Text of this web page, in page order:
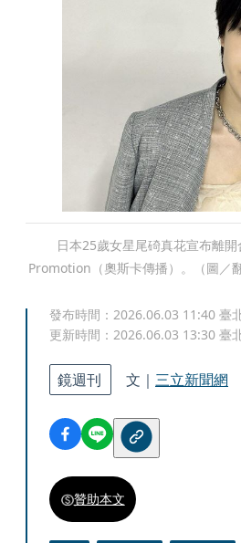
日本25歲女星尾碕真花宣布離
Promotion（奧斯卡傳播）。（圖／
發布時間： 2026.06.03 11:40 臺
更新時間： 2026.06.03 13:30 臺
鏡週刊 文｜ 三立新聞網
贊助本文